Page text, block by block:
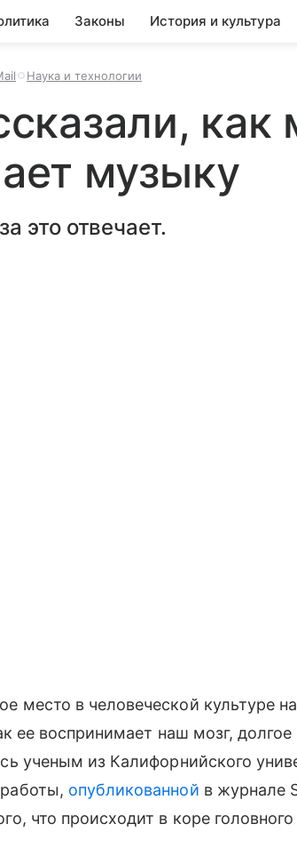
Законы История и культура
Наука и технологии
как
музыку
это отвечает.
место в человеческой культуре
ее воспринимает наш мозг,
ученым из Калифорнийского
опубликованной в журнале
что происходит в коре